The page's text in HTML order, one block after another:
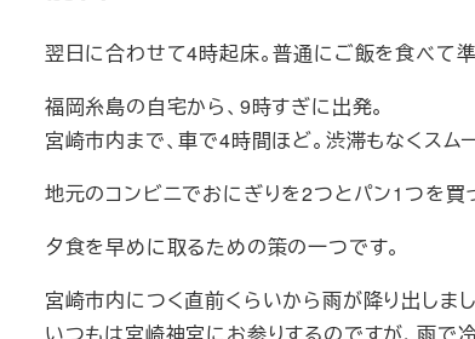
翌日に合わせて4時起床。普通にご飯を食べて準
福岡糸島の自宅から、9時すぎに出発。
宮崎市内まで、車で4時間ほど。渋滞もなくスム
地元のコンビニでおにぎりを2つとパン1つを買
夕食を早めに取るための策の一つです。
宮崎市内につく直前くらいから雨が降り出しまし
いつもは宮崎神宮にお参りするのですが、雨で